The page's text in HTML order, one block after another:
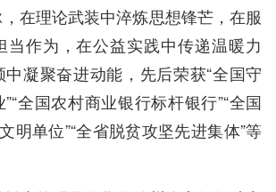
在理论武装中淬炼思想锋芒，在服
当作为，在公益实践中传递温暖力
凝聚奋进动能，先后荣获“全国守
全国农村商业银行标杆银行”“全国
明单位”“全省脱贫攻坚先进集体”等